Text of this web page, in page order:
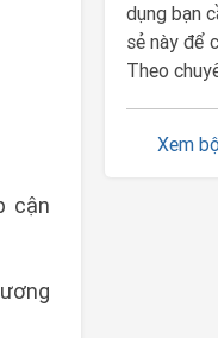
cận
dụng bạn
sẻ này để
Theo
Xem